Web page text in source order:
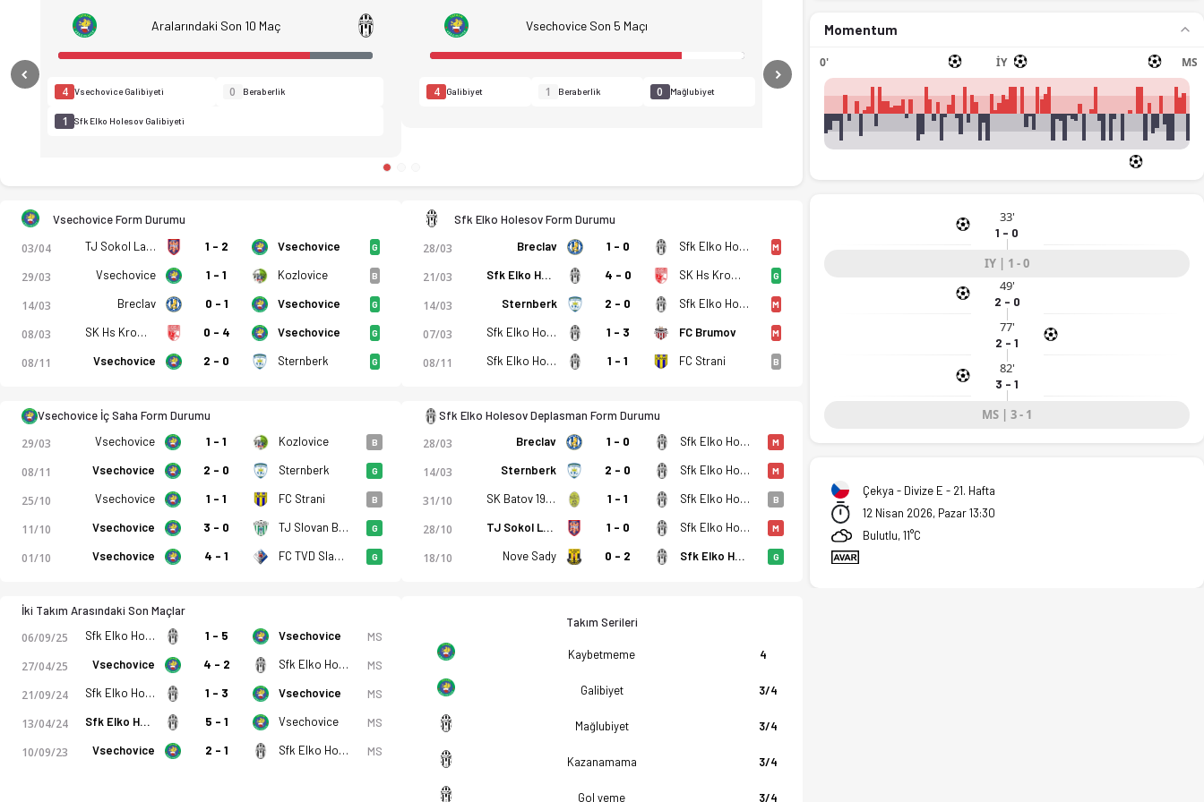
Tatran Vsechovice - Sfk Elko Holesov 3-1 bitti. Gol anları, kadro, istatistikler, puan durumu ve iddaa oranları Ofsayt'ta. (12.04.2026)
Aralarındaki Son 10 Maç
4 Vsechovice Galibiyeti 0 Beraberlik
1 Sfk Elko Holesov Galibiyeti
Vsechovice Son 5 Maçı
4 Galibiyet 1 Beraberlik 0 Mağlubiyet
Previous Next
Vsechovice Form Durumu
03/04 TJ Sokol Lanzhot 1 - 2 Vsechovice G
29/03 Vsechovice 1 - 1 Kozlovice B
14/03 Breclav 0 - 1 Vsechovice G
08/03 SK Hs Kromeriz B 0 - 4 Vsechovice G
08/11 Vsechovice 2 - 0 Sternberk G
Sfk Elko Holesov Form Durumu
28/03 Breclav 1 - 0 Sfk Elko Holesov M
21/03 Sfk Elko Holesov 4 - 0 SK Hs Kromeriz B G
14/03 Sternberk 2 - 0 Sfk Elko Holesov M
07/03 Sfk Elko Holesov 1 - 3 FC Brumov M
08/11 Sfk Elko Holesov 1 - 1 FC Strani B
Vsechovice İç Saha Form Durumu
29/03 Vsechovice 1 - 1 Kozlovice B
08/11 Vsechovice 2 - 0 Sternberk G
25/10 Vsechovice 1 - 1 FC Strani B
11/10 Vsechovice 3 - 0 TJ Slovan Bzenec G
01/10 Vsechovice 4 - 1 FC TVD Slavicin G
Sfk Elko Holesov Deplasman Form Durumu
28/03 Breclav 1 - 0 Sfk Elko Holesov M
14/03 Sternberk 2 - 0 Sfk Elko Holesov M
31/10 SK Batov 1930 1 - 1 Sfk Elko Holesov B
28/10 TJ Sokol Lanzhot 1 - 0 Sfk Elko Holesov M
18/10 Nove Sady 0 - 2 Sfk Elko Holesov G
İki Takım Arasındaki Son Maçlar
06/09/25 Sfk Elko Holesov 1 - 5 Vsechovice MS
27/04/25 Vsechovice 4 - 2 Sfk Elko Holesov MS
21/09/24 Sfk Elko Holesov 1 - 3 Vsechovice MS
13/04/24 Sfk Elko Holesov 5 - 1 Vsechovice MS
10/09/23 Vsechovice 2 - 1 Sfk Elko Holesov MS
Takım Serileri
Kaybetmeme 4
Galibiyet 3/4
Mağlubiyet 3/4
Kazanamama 3/4
Gol yeme 3/4
Momentum
0' İY MS
33'
1 - 0
IY | 1 - 0
49'
2 - 0
77'
2 - 1
82'
3 - 1
MS | 3 - 1
Çekya - Divize E - 21. Hafta
12 Nisan 2026, Pazar 13:30
Bulutlu, 11°C